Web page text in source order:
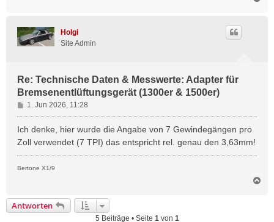
Holgi
Site Admin
Re: Technische Daten & Messwerte: Adapter für
Bremsenentlüftungsgerät (1300er & 1500er)
B
e
i
r
a
g
1. Jun 2026, 11:28
Ich denke, hier wurde die Angabe von 7 Gewindegängen pro
Zoll verwendet (7 TPI) das entspricht rel. genau den 3,63mm!
Bertone X1/9
Antworten
5 Beiträge • Seite 1 von 1